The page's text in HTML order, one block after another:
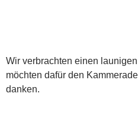
Wir verbrachten einen
möchten dafür den
danken.